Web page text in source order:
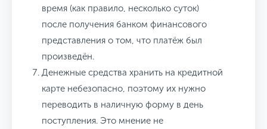
время (как правило, несколько суток)
после получения банком финансового
представления о том, что платёж был
произведён.
Денежные средства хранить на кредитной
карте небезопасно, поэтому их нужно
переводить в наличную форму в день
поступления. Это мнение не